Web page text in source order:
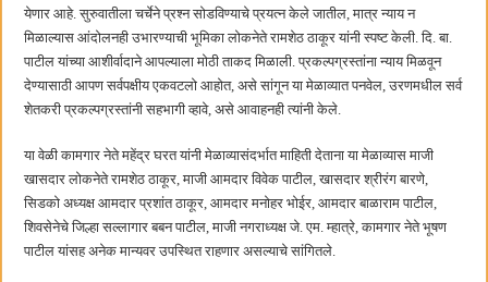
येणार आहे. सुरुवातीला चर्चेने प्रश्न सोडविण्याचे प्रयत्न केले जातील, मात्र न्याय न
मिळाल्यास आंदोलनही उभारण्याची भूमिका लोकनेते रामशेठ ठाकूर यांनी स्पष्ट केली. दि. बा.
पाटील यांच्या आशीर्वादाने आपल्याला मोठी ताकद मिळाली. प्रकल्पग्रस्तांना न्याय मिळवून
देण्यासाठी आपण सर्वपक्षीय एकवटलो आहोत, असे सांगून या मेळाव्यात पनवेल, उरणमधील सर्व
शेतकरी प्रकल्पग्रस्तांनी सहभागी व्हावे, असे आवाहनही त्यांनी केले.
या वेळी कामगार नेते महेंद्र घरत यांनी मेळाव्यासंदर्भात माहिती देताना या मेळाव्यास माजी
खासदार लोकनेते रामशेठ ठाकूर, माजी आमदार विवेक पाटील, खासदार श्रीरंग बारणे,
सिडको अध्यक्ष आमदार प्रशांत ठाकूर, आमदार मनोहर भोईर, आमदार बाळाराम पाटील,
शिवसेनेचे जिल्हा सल्लागार बबन पाटील, माजी नगराध्यक्ष जे. एम. म्हात्रे, कामगार नेते भूषण
पाटील यांसह अनेक मान्यवर उपस्थित राहणार असल्याचे सांगितले.